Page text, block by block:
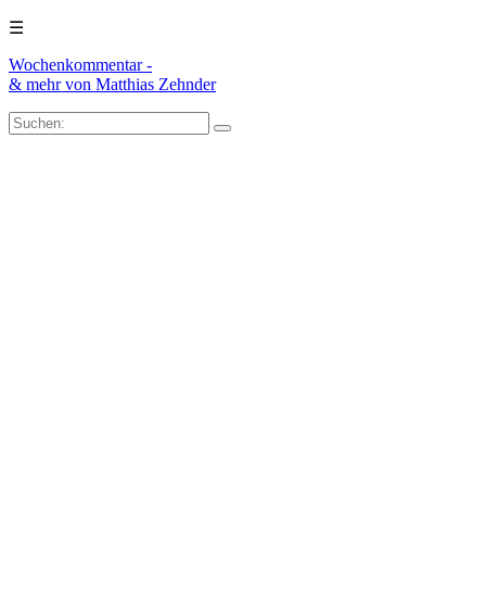
☰
Wochenkommentar -
& mehrvon Matthias Zehnder